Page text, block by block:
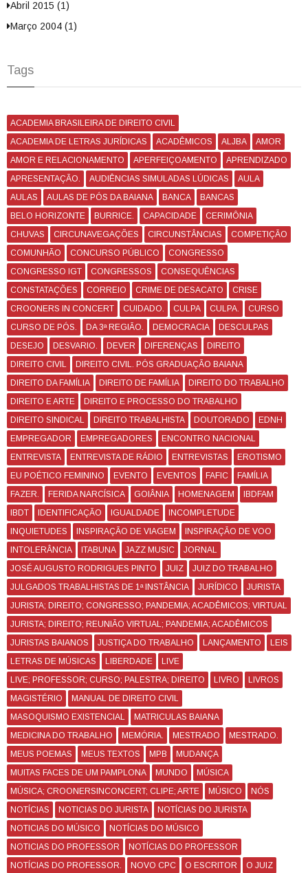
Abril 2015 (1)
Março 2004 (1)
Tags
ACADEMIA BRASILEIRA DE DIREITO CIVIL
ACADEMIA DE LETRAS JURÍDICAS
ACADÊMICOS ALJBA
AMOR
AMOR E RELACIONAMENTO
APERFEIÇOAMENTO
APRENDIZADO
APRESENTAÇÃO.
AUDIÊNCIAS SIMULADAS LÚDICAS
AULA
AULAS
AULAS DE PÓS DA BAIANA BANCA
BANCAS
BELO HORIZONTE
BURRICE. CAPACIDADE
CERIMÔNIA
CHUVAS
CIRCUNAVEGAÇÕES CIRCUNSTÂNCIAS
COMPETIÇÃO
COMUNHÃO
CONCURSO PÚBLICO
CONGRESSO
CONGRESSO IGT
CONGRESSOS
CONSEQUÊNCIAS
CONSTATAÇÕES
CORREIO CRIME DE DESACATO
CRISE
CROONERS IN CONCERT
CUIDADO. CULPA CULPA.
CURSO
CURSO DE PÓS.
DA 3ª REGIÃO. DEMOCRACIA
DESCULPAS
DESEJO
DESVARIO. DEVER DIFERENÇAS
DIREITO
DIREITO CIVIL
DIREITO CIVIL. PÓS GRADUAÇÃO BAIANA
DIREITO DA FAMÍLIA
DIREITO DE FAMÍLIA
DIREITO DO TRABALHO
DIREITO E ARTE
DIREITO E PROCESSO DO TRABALHO
DIREITO SINDICAL
DIREITO TRABALHISTA DOUTORADO
EDNH
EMPREGADOR
EMPREGADORES
ENCONTRO NACIONAL
ENTREVISTA
ENTREVISTA DE RÁDIO ENTREVISTAS
EROTISMO
EU POÉTICO FEMININO
EVENTO EVENTOS FAFIC
FAMÍLIA
FAZER.
FERIDA NARCÍSICA GOIÂNIA HOMENAGEM
IBDFAM
IBDT
IDENTIFICAÇÃO IGUALDADE
INCOMPLETUDE
INQUIETUDES
INSPIRAÇÃO DE VIAGEM
INSPIRAÇÃO DE VOO
INTOLERÂNCIA
ITABUNA JAZZ MUSIC
JORNAL
JOSÉ AUGUSTO RODRIGUES PINTO
JUIZ
JUIZ DO TRABALHO
JULGADOS TRABALHISTAS DE 1ª INSTÂNCIA
JURÍDICO
JURISTA
JURISTA; DIREITO; CONGRESSO; PANDEMIA; ACADÊMICOS; VIRTUAL
JURISTA; DIREITO; REUNIÃO VIRTUAL; PANDEMIA; ACADÊMICOS
JURISTAS BAIANOS
JUSTIÇA DO TRABALHO LANÇAMENTO
LEIS
LETRAS DE MÚSICAS
LIBERDADE
LIVE
LIVE; PROFESSOR; CURSO; PALESTRA; DIREITO
LIVRO
LIVROS
MAGISTÉRIO
MANUAL DE DIREITO CIVIL
MASOQUISMO EXISTENCIAL
MATRICULAS BAIANA
MEDICINA DO TRABALHO
MEMÓRIA. MESTRADO
MESTRADO.
MEUS POEMAS
MEUS TEXTOS MPB
MUDANÇA
MUITAS FACES DE UM PAMPLONA
MUNDO
MÚSICA
MÚSICA; CROONERSINCONCERT; CLIPE; ARTE
MÚSICO
NÓS
NOTÍCIAS
NOTICIAS DO JURISTA
NOTÍCIAS DO JURISTA
NOTICIAS DO MÚSICO
NOTÍCIAS DO MÚSICO
NOTICIAS DO PROFESSOR
NOTÍCIAS DO PROFESSOR
NOTÍCIAS DO PROFESSOR.
NOVO CPC O ESCRITOR
O JUIZ